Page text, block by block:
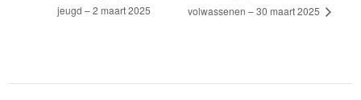
jeugd – 2 maart 2025
volwassenen – 30 maart 2025